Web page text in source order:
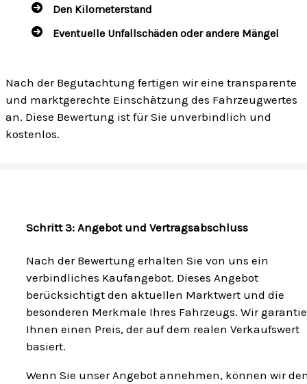
Den Kilometerstand
Eventuelle Unfallschäden oder andere Mängel
Nach der Begutachtung fertigen wir eine transparente
und marktgerechte Einschätzung des Fahrzeugwertes
an. Diese Bewertung ist für Sie unverbindlich und
kostenlos.
Schritt 3: Angebot und Vertragsabschluss
Nach der Bewertung erhalten Sie von uns ein
verbindliches Kaufangebot. Dieses Angebot
berücksichtigt den aktuellen Marktwert und die
besonderen Merkmale Ihres Fahrzeugs. Wir
Ihnen einen Preis, der auf dem realen Verkaufswert
basiert.
Wenn Sie unser Angebot annehmen, können wir